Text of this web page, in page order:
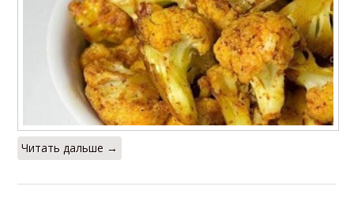
Читать дальше →